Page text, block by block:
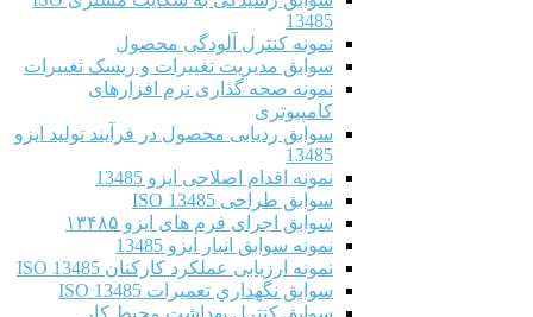
13485
نمونه کنترل آلودگی محصول
سوابق مدیریت تغییرات و ریسک تغییرات
نمونه صحه گذاری نرم افزارهای
کامپیوتری
سوابق ردیابی محصول در فرآیند تولید ایزو
13485
نمونه اقدام اصلاحی ایزو 13485
سوابق طراحی ISO 13485
سوابق اجرای فرم های ایزو ۱۳۴۸۵
نمونه سوابق انبار ایزو 13485
نمونه ارزیابی عملکرد کارکنان ISO 13485
سوابق نگهداري تعميرات ISO 13485
سوابق کنترل بهداشت محیط کار